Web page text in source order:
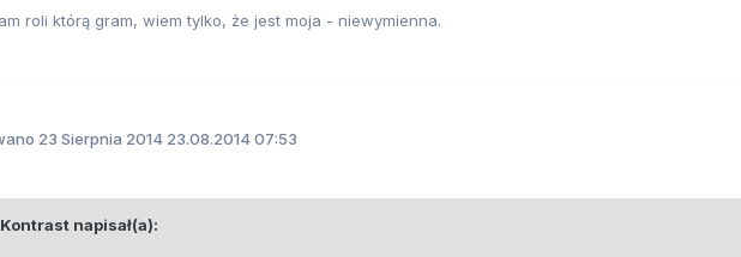
roli którą gram, wiem tylko, że jest moja - niewymienna.
23 Sierpnia 2014 23.08.2014 07:53
Kontrast napisał(a):